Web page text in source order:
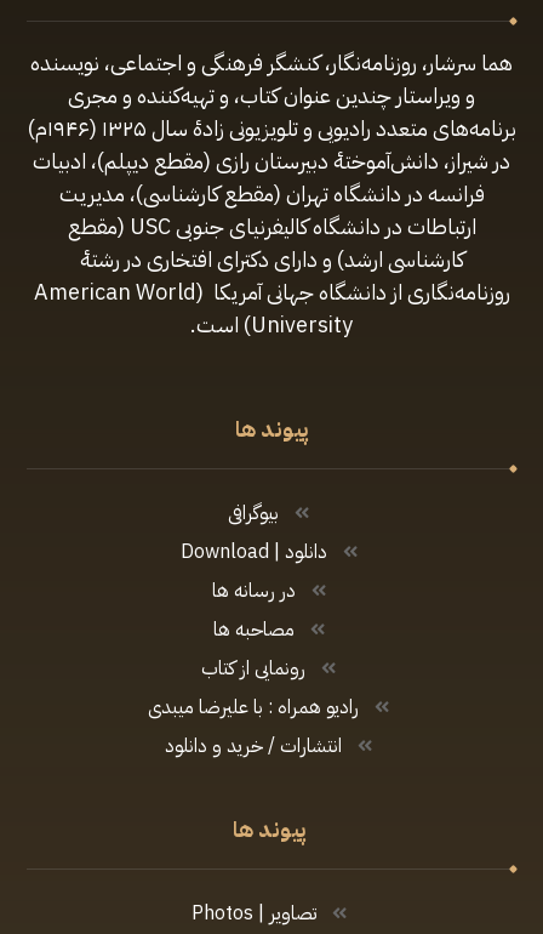
هما سرشار، روزنامه‌نگار، کنشگر فرهنگی و اجتماعی، نویسنده
و ویراستار چندین عنوان کتاب، و تهیه‌کننده و مجری
برنامه‌های متعدد رادیویی و تلویزیونی زادهٔ سال ۱۳۲۵ (۱۹۴۶م)
در شیراز، دانش‌آموختهٔ دبیرستان رازی (مقطع‌ دیپلم)، ادبیات
فرانسه در دانشگاه تهران (مقطع کارشناسی)، مدیریت
ارتباطات در دانشگاه کالیفرنیای جنوبی USC (مقطع
کارشناسی ارشد) و دارای دکترای افتخاری در رشتهٔ
روزنامه‌نگاری از دانشگاه جهانی آمریکا (American World
University) است.
پیوند ها
بیوگرافی
دانلود | Download
در رسانه ها
مصاحبه ها
رونمایی از کتاب
رادیو همراه : با علیرضا میبدی
انتشارات / خرید و دانلود
پیوند ها
تصاویر | Photos